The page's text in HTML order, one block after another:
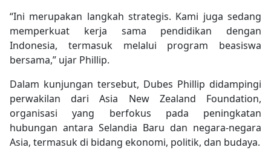
“Ini merupakan langkah strategis. Kami juga sedang
memperkuat kerja sama pendidikan dengan
Indonesia, termasuk melalui program beasiswa
bersama,” ujar Phillip.
Dalam kunjungan tersebut, Dubes Phillip didampingi
perwakilan dari Asia New Zealand Foundation,
organisasi yang berfokus pada peningkatan
hubungan antara Selandia Baru dan negara-negara
Asia, termasuk di bidang ekonomi, politik, dan budaya.